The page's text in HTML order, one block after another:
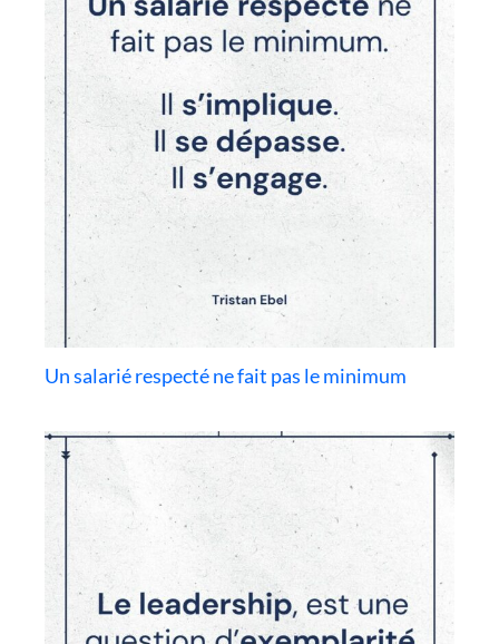
Un salarié respecté ne fait pas le minimum